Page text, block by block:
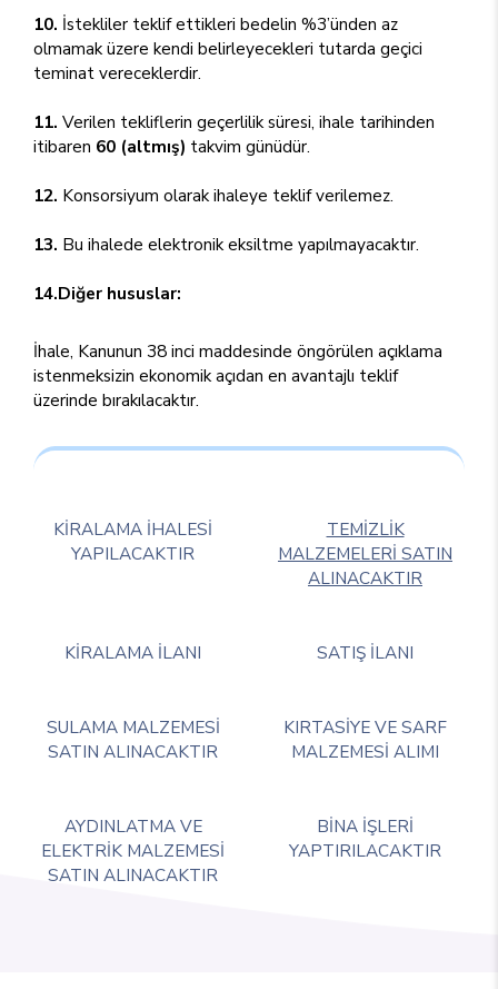
10. İstekliler teklif ettikleri bedelin %3’ünden az
olmamak üzere kendi belirleyecekleri tutarda geçici
teminat vereceklerdir.
11. Verilen tekliflerin geçerlilik süresi, ihale tarihinden
itibaren 60 (altmış) takvim günüdür.
12. Konsorsiyum olarak ihaleye teklif verilemez.
13. Bu ihalede elektronik eksiltme yapılmayacaktır.
14.Diğer hususlar:
İhale, Kanunun 38 inci maddesinde öngörülen açıklama
istenmeksizin ekonomik açıdan en avantajlı teklif
üzerinde bırakılacaktır.
KİRALAMA İHALESİ
YAPILACAKTIR
TEMİZLİK
MALZEMELERİ SATIN
ALINACAKTIR
KİRALAMA İLANI SATIŞ İLANI
SULAMA MALZEMESİ
SATIN ALINACAKTIR
KIRTASİYE VE SARF
MALZEMESİ ALIMI
AYDINLATMA VE
ELEKTRİK MALZEMESİ
SATIN ALINACAKTIR
BİNA İŞLERİ
YAPTIRILACAKTIR